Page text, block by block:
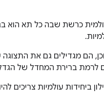
כרשת שבה כל תא הוא
מגדילים גם את התצוגה
ברירת המחדל של הגדלת
ביחידות עולמיות צריכים